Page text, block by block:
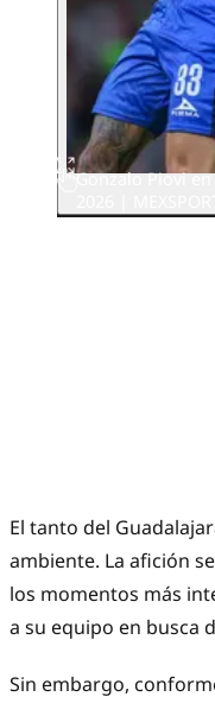
Gonzalo Piovi
El tanto del
ambiente. La afición
los momentos más
a su equipo en busca
Sin embargo,